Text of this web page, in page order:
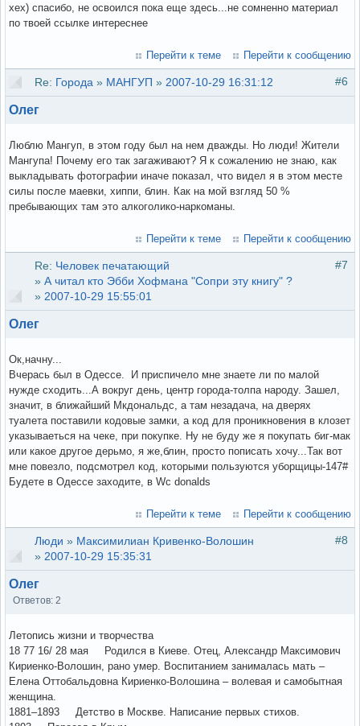
хех) спасибо, не освоился пока еще здесь...не сомненно материал
по твоей ссылке интереснее
Перейти к теме Перейти к сообщению
#6
Re: Города » МАНГУП » 2007-10-29 16:31:12
Олег
Люблю Мангуп, в этом году был на нем дважды. Но люди! Жители
Мангупа! Почему его так загаживают? Я к сожалению не знаю, как
выкладывать фотографии иначе показал, что видел я в этом месте
силы после маевки, хиппи, блин. Как на мой взгляд 50 %
пребывающих там это алкоголико-наркоманы.
Перейти к теме Перейти к сообщению
#7
Re: Человек печатающий
» А читал кто Эбби Хофмана "Сопри эту книгу" ?
» 2007-10-29 15:55:01
Олег
Ок,начну...
Вчерась был в Одессе. И приспичело мне знаете ли по малой
нужде сходить...А вокруг день, центр города-толпа народу. Зашел,
значит, в ближайший Мкдональдс, а там незадача, на дверях
туалета поставили кодовые замки, а код для проникновения в клозет
указываеться на чеке, при покупке. Ну не буду же я покупать биг-мак
или какое другое дерьмо, я же,блин, просто пописать хочу...Так вот
мне повезло, подсмотрел код, которыми пользуются уборщицы-147#
Будете в Одессе заходите, в Wc donalds
Перейти к теме Перейти к сообщению
#8
Люди » Максимилиан Кривенко-Волошин
» 2007-10-29 15:35:31
Олег
Ответов: 2
Летопись жизни и творчества
18 77 16/ 28 мая Родился в Киеве. Отец, Александр Максимович
Кириенко-Волошин, рано умер. Воспитанием занималась мать –
Елена Оттобальдовна Кириенко-Волошина – волевая и самобытная
женщина.
1881–1893 Детство в Москве. Написание первых стихов.